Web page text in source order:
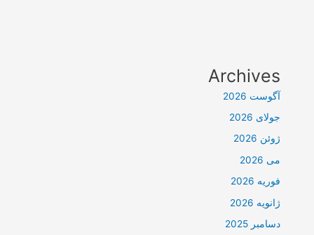
Archives
آگوست 2026
جولای 2026
ژوئن 2026
می 2026
فوریه 2026
ژانویه 2026
دسامبر 2025